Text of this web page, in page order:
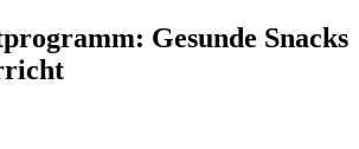
Gesunde Snacks